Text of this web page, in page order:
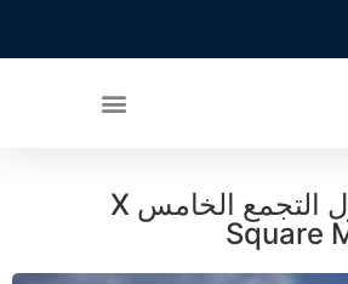
اكس سكوير مول التجمع الخامس X
Square